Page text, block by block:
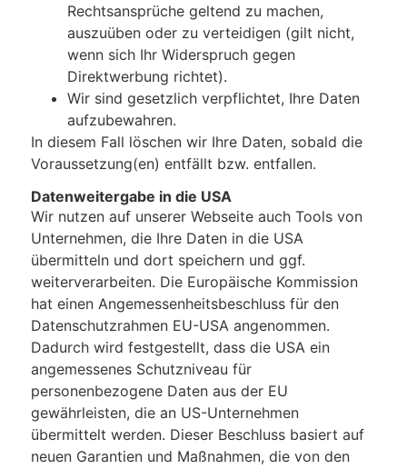
Rechtsansprüche geltend zu machen,
auszuüben oder zu verteidigen (gilt nicht,
wenn sich Ihr Widerspruch gegen
Direktwerbung richtet).
Wir sind gesetzlich verpflichtet, Ihre Daten
aufzubewahren.
In diesem Fall löschen wir Ihre Daten, sobald die
Voraussetzung(en) entfällt bzw. entfallen.
Datenweitergabe in die USA
Wir nutzen auf unserer Webseite auch Tools von
Unternehmen, die Ihre Daten in die USA
übermitteln und dort speichern und ggf.
weiterverarbeiten. Die Europäische Kommission
hat einen Angemessenheitsbeschluss für den
Datenschutzrahmen EU-USA angenommen.
Dadurch wird festgestellt, dass die USA ein
angemessenes Schutzniveau für
personenbezogene Daten aus der EU
gewährleisten, die an US-Unternehmen
übermittelt werden. Dieser Beschluss basiert auf
neuen Garantien und Maßnahmen, die von den